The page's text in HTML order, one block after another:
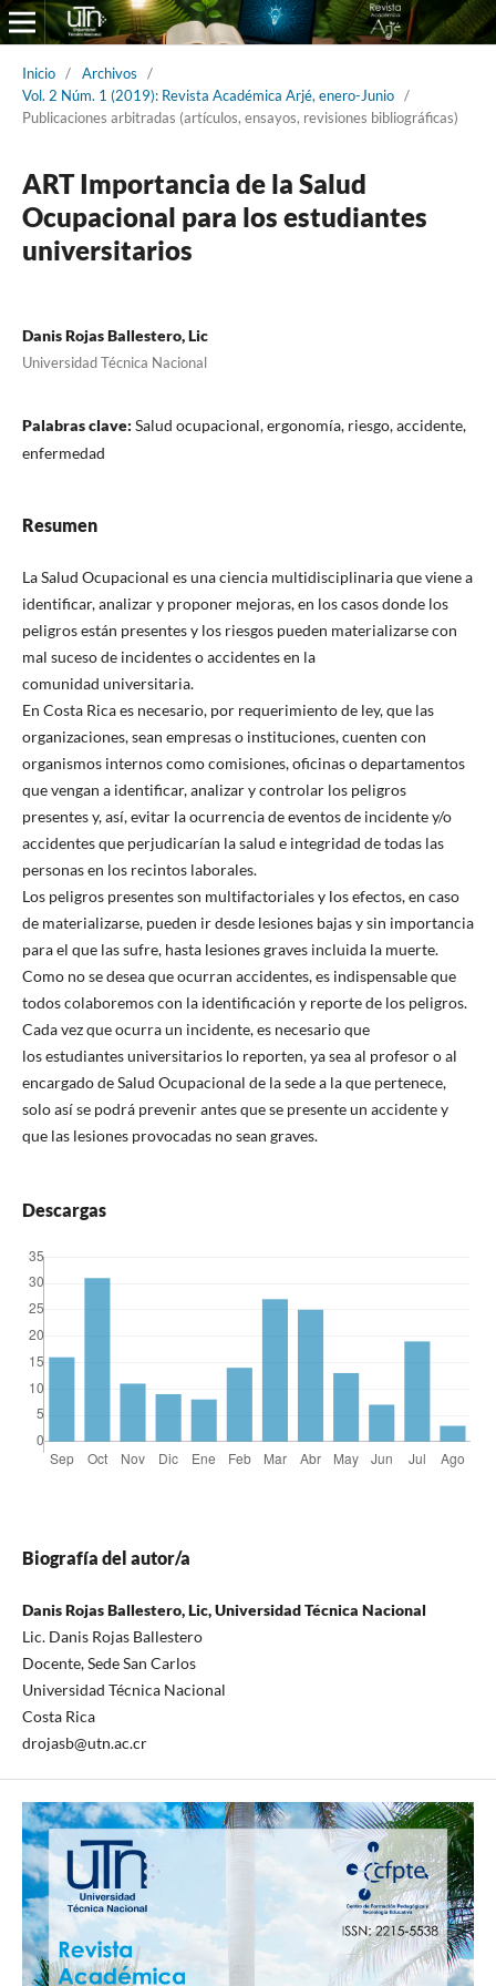
Inicio / Archivos
/
Vol. 2 Núm. 1 (2019): Revista Académica Arjé, enero-Junio /
Publicaciones arbitradas (artículos, ensayos, revisiones bibliográficas)
ART Importancia de la Salud
Ocupacional para los estudiantes
universitarios
Danis Rojas Ballestero, Lic
Universidad Técnica Nacional
Palabras clave: Salud ocupacional, ergonomía, riesgo, accidente,
enfermedad
Resumen
La Salud Ocupacional es una ciencia multidisciplinaria que viene a
identificar, analizar y proponer mejoras, en los casos donde los
peligros están presentes y los riesgos pueden materializarse con
mal suceso de incidentes o accidentes en la
comunidad universitaria.
En Costa Rica es necesario, por requerimiento de ley, que las
organizaciones, sean empresas o instituciones, cuenten con
organismos internos como comisiones, oficinas o departamentos
que vengan a identificar, analizar y controlar los peligros
presentes y, así, evitar la ocurrencia de eventos de incidente y/o
accidentes que perjudicarían la salud e integridad de todas las
personas en los recintos laborales.
Los peligros presentes son multifactoriales y los efectos, en caso
de materializarse, pueden ir desde lesiones bajas y sin importancia
para el que las sufre, hasta lesiones graves incluida la muerte.
Como no se desea que ocurran accidentes, es indispensable que
todos colaboremos con la identificación y reporte de los peligros.
Cada vez que ocurra un incidente, es necesario que
los estudiantes universitarios lo reporten, ya sea al profesor o al
encargado de Salud Ocupacional de la sede a la que pertenece,
solo así se podrá prevenir antes que se presente un accidente y
que las lesiones provocadas no sean graves.
Descargas
Biografía del autor/a
Danis Rojas Ballestero, Lic, Universidad Técnica Nacional
Lic. Danis Rojas Ballestero
Docente, Sede San Carlos
Universidad Técnica Nacional
Costa Rica
drojasb@utn.ac.cr